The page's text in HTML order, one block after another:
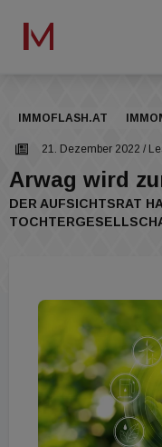
IMMOFLASH.AT
21. Dezember 2022 /
Arwag wird
DER AUFSICHTSRAT